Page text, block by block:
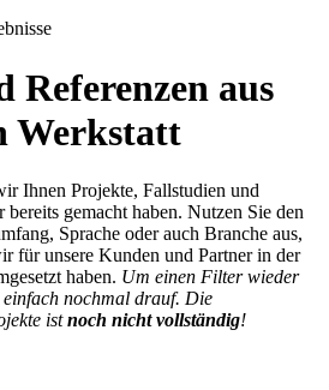
Referenzen aus
Werkstatt
Ihnen Projekte, Fallstudien und
gemacht haben. Nutzen Sie den
Sprache oder auch Branche aus,
für unsere Kunden und Partner in der
haben. Um einen Filter wieder
einfach nochmal drauf. Die
istnoch nicht vollständig!